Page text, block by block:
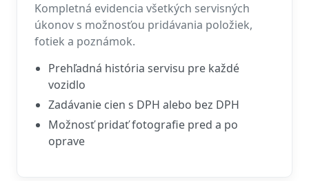
Kompletná evidencia všetkých servisných
úkonov s možnosťou pridávania položiek,
fotiek a poznámok.
Prehľadná história servisu pre každé
vozidlo
Zadávanie cien s DPH alebo bez DPH
Možnosť pridať fotografie pred a po
oprave